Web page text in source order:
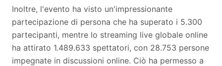
Inoltre, l'evento ha visto un'impressionante
partecipazione di persona che ha superato i 5.300
partecipanti, mentre lo streaming live globale online
ha attirato 1.489.633 spettatori, con 28.753 persone
impegnate in discussioni online. Ciò ha permesso a